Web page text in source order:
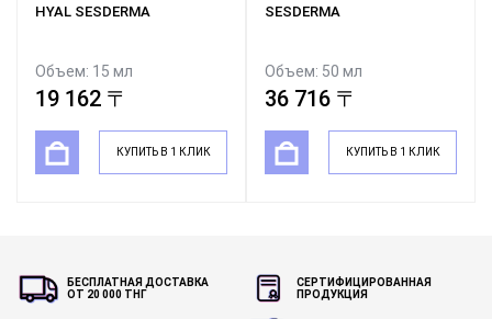
HYAL SESDERMA
Объем: 15 мл
19 162 〒
КУПИТЬ В 1 КЛИК
SESDERMA
Объем: 50 мл
36 716 〒
КУПИТЬ В 1 КЛИК
БЕСПЛАТНАЯ ДОСТАВКА
ОТ 20 000 ТНГ
СЕРТИФИЦИРОВАННАЯ
ПРОДУКЦИЯ